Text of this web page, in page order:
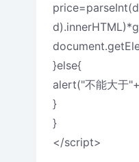
}else{
alert("不能大于
}
}
</script>